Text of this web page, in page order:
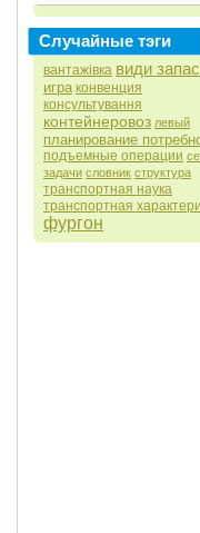
Случайные тэги
вантажівка види
игра конвенция
консультування
контейнеровоз левый
планирование
подъемные операции
задачи словник структура
транспортная наука
транспортная
фургон